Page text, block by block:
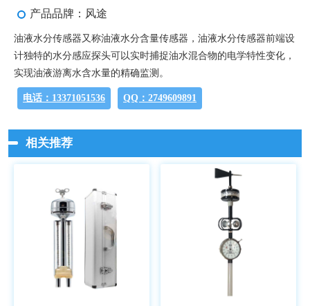
产品品牌：风途
油液水分传感器又称油液水分含量传感器，油液水分传感器前端设
计独特的水分感应探头可以实时捕捉油水混合物的电学特性变化，
实现油液游离水含水量的精确监测。
电话：13371051536 QQ：2749609891
相关推荐